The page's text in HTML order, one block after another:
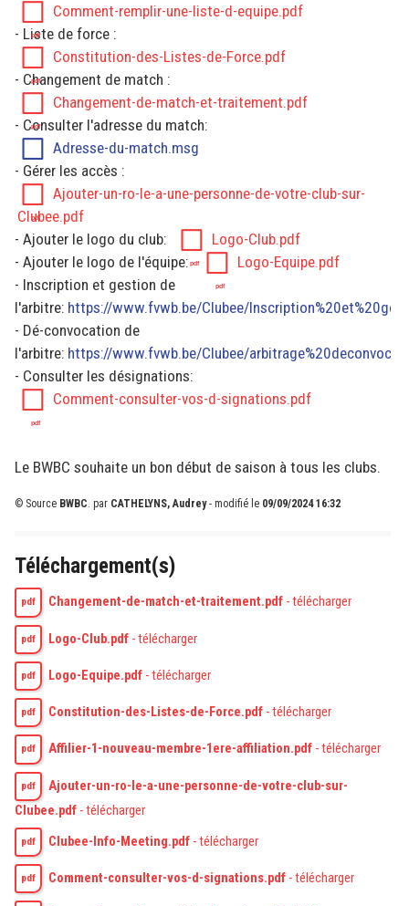
Comment-remplir-une-liste-d-equipe.pdf
- Liste de force :
Constitution-des-Listes-de-Force.pdf
- Changement de match :
Changement-de-match-et-traitement.pdf
- Consulter l'adresse du match:
Adresse-du-match.msg
- Gérer les accès :
Ajouter-un-ro-le-a-une-personne-de-votre-club-sur-
Clubee.pdf
- Ajouter le logo du club:
Logo-Club.pdf
- Ajouter le logo de l'équipe:
Logo-Equipe.pdf
- Inscription et gestion de
l'arbitre: https://www.fvwb.be/Clubee/
- Dé-convocation de
l'arbitre: https://www.fvwb.be/Clubee/
- Consulter les désignations:
Comment-consulter-vos-d-signations.pdf
Le BWBC souhaite un bon début de saison à tous les clubs.
© Source BWBC. par CATHELYNS, Audrey- modifié le 09/09/2024 16:32
Téléchargement(s)
pdf Changement-de-match-et-traitement.pdf-télécharger
pdf Logo-Club.pdf-télécharger
pdf Logo-Equipe.pdf-télécharger
pdf Constitution-des-Listes-de-Force.pdf-télécharger
pdf Affilier-1-nouveau-membre-1ere-affiliation.pdf-télécharger
pdf
Ajouter-un-ro-le-a-une-personne-de-votre-club-sur-
Clubee.pdf -télécharger
pdf Clubee-Info-Meeting.pdf-télécharger
pdf Comment-consulter-vos-d-signations.pdf-télécharger